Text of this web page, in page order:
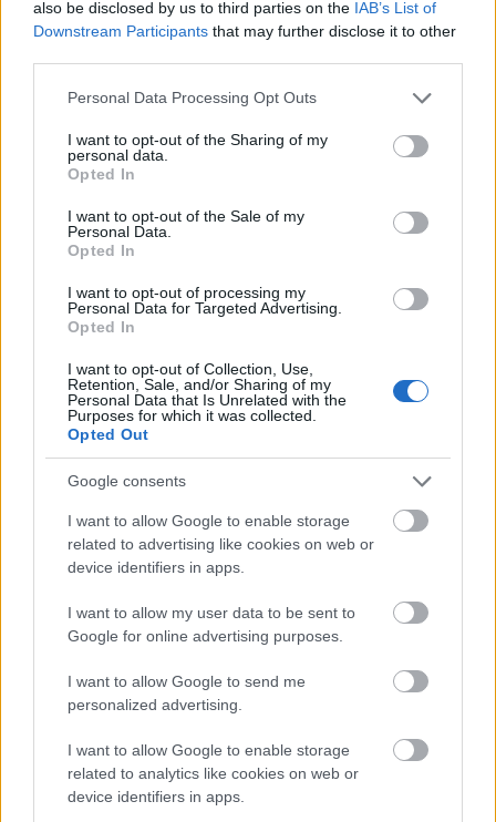
also be disclosed by us to third parties on the IAB’s List of
Downstream Participants that may further disclose it to other
Please note that this website/app uses one or more Google
not limited to your visit or usage behaviour. You may click to
grant or deny consent to Google and its third-party tags to
use your data for below specified purposes in below Google
consent section.
Personal Data Processing Opt Outs
I want to opt-out of the Sharing of my
personal data.
Opted In
I want to opt-out of the Sale of my
Personal Data.
Opted In
I want to opt-out of processing my
Personal Data for Targeted Advertising.
Opted In
I want to opt-out of Collection, Use,
Retention, Sale, and/or Sharing of my
Personal Data that Is Unrelated with the
Purposes for which it was collected.
Opted Out
Google consents
I want to allow Google to enable storage
related to advertising like cookies on web or
device identifiers in apps.
I want to allow my user data to be sent to
Google for online advertising purposes.
I want to allow Google to send me
personalized advertising.
I want to allow Google to enable storage
related to analytics like cookies on web or
device identifiers in apps.
autópálya útépítés M1-es autópálya Bicske
M1 bővítés: már zajlik a teljesen új Bicske Kelet
csomópont építése
Tizenegy meglévő csomópontot korszerűsít és négy új,
különszintű csomópontot hoz létre az MKIF az M1-es
csomópont épül Angyalföldön
Másfélszeresére bővítik
Hódmezővásárhely jó hírű református